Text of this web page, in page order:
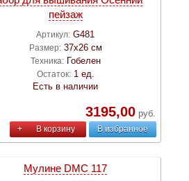
пейзаж
Артикул: G481
Размер: 37х26 см
Техника: Гобелен
Остаток: 1 ед.
Есть в наличии
3195,00руб.
+ В корзину В избранное
Мулине DMC 117